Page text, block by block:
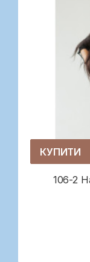
КУПИТИ
106-2